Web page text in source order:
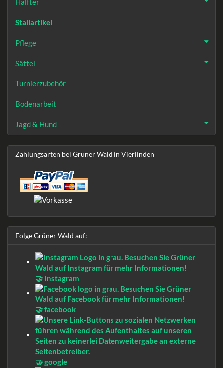
Halfter
Stallartikel
Pflege
Sättel
Turnierzubehör
Bodenarbeit
Jagd & Hund
Zahlungsarten bei Grüner Wald in Vierlinden
Folge Grüner Wald auf:
🤝 Instagram
🤝 facebook
🤝 google